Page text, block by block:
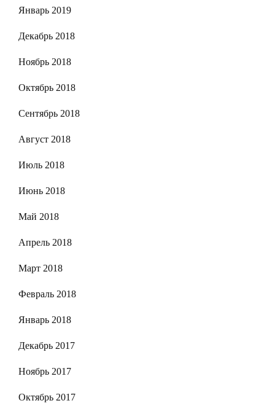
Январь 2019
Декабрь 2018
Ноябрь 2018
Октябрь 2018
Сентябрь 2018
Август 2018
Июль 2018
Июнь 2018
Май 2018
Апрель 2018
Март 2018
Февраль 2018
Январь 2018
Декабрь 2017
Ноябрь 2017
Октябрь 2017